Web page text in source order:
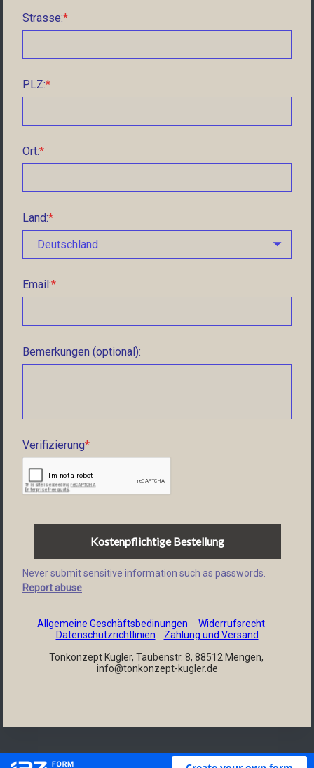
Strasse:
PLZ:
Ort:
Land:
Deutschland
Email:
Bemerkungen (optional):
Verifizierung
Kostenpflichtige Bestellung
Never submit sensitive information such as passwords.
Report abuse
Allgemeine Geschäftsbedinungen
Widerrufsrecht
Datenschutzrichtlinien
Zahlung und Versand
Tonkonzept Kugler, Taubenstr. 8, 88512 Mengen,
info@tonkonzept-kugler.de